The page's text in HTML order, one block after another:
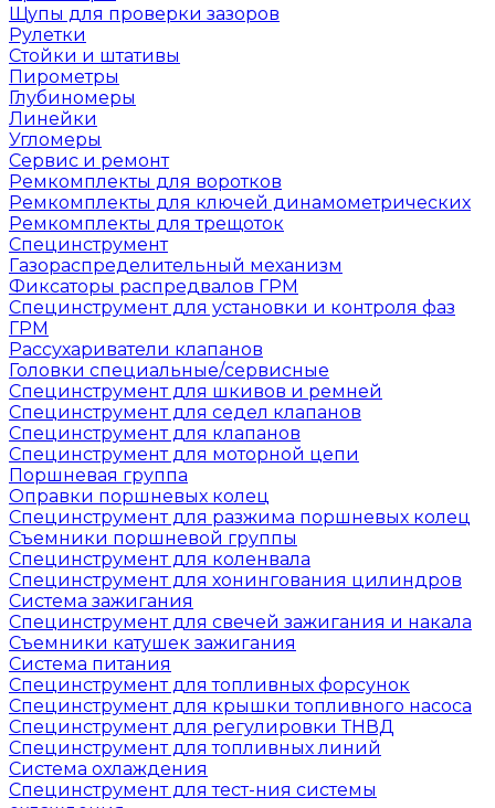
Щупы для проверки зазоров
Рулетки
Стойки и штативы
Пирометры
Глубиномеры
Линейки
Угломеры
Сервис и ремонт
Ремкомплекты для воротков
Ремкомплекты для ключей динамометрических
Ремкомплекты для трещоток
Специнструмент
Газораспределительный механизм
Фиксаторы распредвалов ГРМ
Специнструмент для установки и контроля фаз
ГРМ
Рассухариватели клапанов
Головки специальные/сервисные
Специнструмент для шкивов и ремней
Специнструмент для седел клапанов
Специнструмент для клапанов
Специнструмент для моторной цепи
Поршневая группа
Оправки поршневых колец
Специнструмент для разжима поршневых колец
Съемники поршневой группы
Специнструмент для коленвала
Специнструмент для хонингования цилиндров
Система зажигания
Специнструмент для свечей зажигания и накала
Съемники катушек зажигания
Система питания
Специнструмент для топливных форсунок
Специнструмент для крышки топливного насоса
Специнструмент для регулировки ТНВД
Специнструмент для топливных линий
Система охлаждения
Специнструмент для тест-ния системы